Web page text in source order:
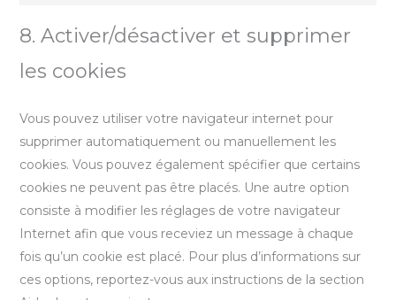
8. Activer/désactiver et supprimer
les cookies
Vous pouvez utiliser votre navigateur internet pour
supprimer automatiquement ou manuellement les
cookies. Vous pouvez également spécifier que certains
cookies ne peuvent pas être placés. Une autre option
consiste à modifier les réglages de votre navigateur
Internet afin que vous receviez un message à chaque
fois qu’un cookie est placé. Pour plus d’informations sur
ces options, reportez-vous aux instructions de la section